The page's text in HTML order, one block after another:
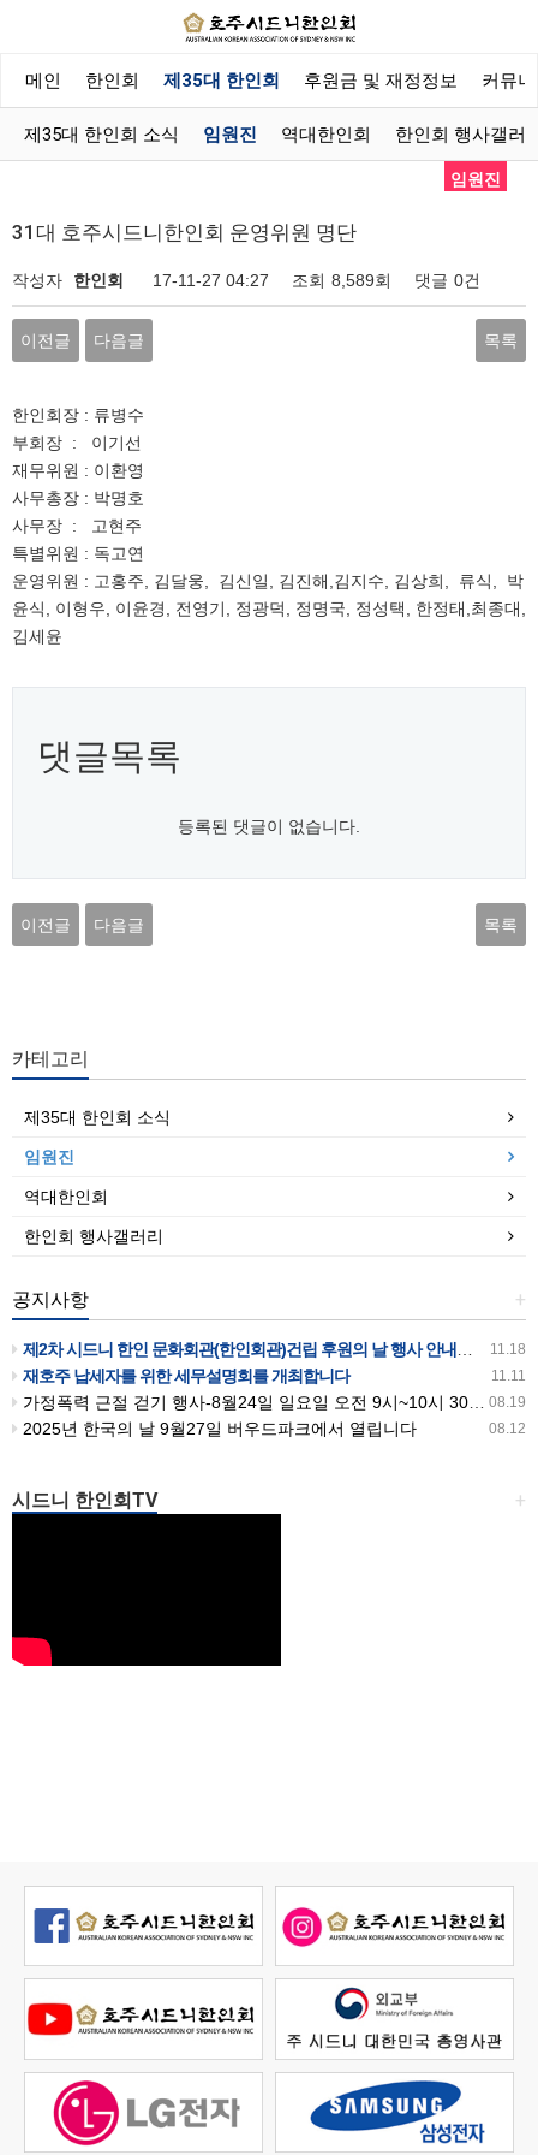
메인 한인회 제35대 한인회 후원금 및 재정정보 커뮤
제35대 한인회 소식 임원진 역대한인회 한인회 행사갤러
임원진
31대 호주시드니한인회 운영위원 명단
작성자 한인회 17-11-27 04:27 조회 8,589회 댓글 0건
이전글 다음글 목록
한인회장 : 류병수
부회장 : 이기선
재무위원 : 이환영
사무총장 : 박명호
사무장 : 고현주
특별위원 : 독고연
운영위원 : 고홍주, 김달웅, 김신일, 김진해,김지수, 김상희, 류식, 박
윤식, 이형우, 이윤경, 전영기, 정광덕, 정명국​, 정성택, 한정태,최종대,
김세윤
댓글목록
등록된 댓글이 없습니다.
이전글 다음글 목록
카테고리
제35대 한인회 소식
임원진
역대한인회
한인회 행사갤러리
+
공지사항
11.18
제2차 시드니 한인 문화회관(한인회관)건립 후원의 날 행사 안내입니다
11.11
재호주 납세자를 위한 세무설명회를 개최합니다
08.19
가정폭력 근절 걷기 행사-8월24일 일요일 오전 9시~10시 30분까지 버우드파크에서 있습니다
08.12
2025년 한국의 날 9월27일 버우드파크에서 열립니다
+
시드니 한인회TV